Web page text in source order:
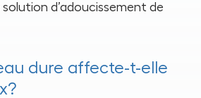
d’adoucissement de
dure affecte-t-elle